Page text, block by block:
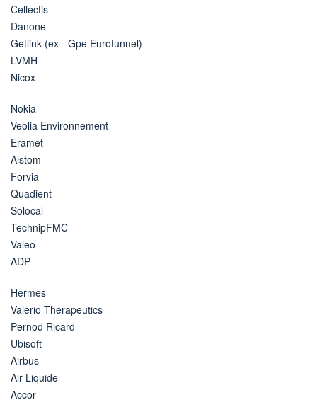
Cellectis
Danone
Getlink (ex - Gpe Eurotunnel)
LVMH
Nicox
Nokia
Veolia Environnement
Eramet
Alstom
Forvia
Quadient
Solocal
TechnipFMC
Valeo
ADP
Hermes
Valerio Therapeutics
Pernod Ricard
Ubisoft
Airbus
Air Liquide
Accor